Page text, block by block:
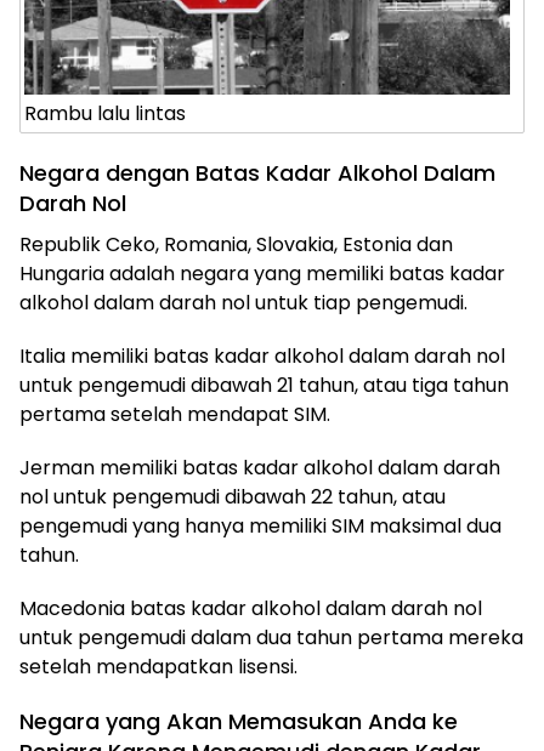
Rambu lalu lintas
Negara dengan Batas Kadar Alkohol Dalam
Darah Nol
Republik Ceko, Romania, Slovakia, Estonia dan
Hungaria adalah negara yang memiliki batas kadar
alkohol dalam darah nol untuk tiap pengemudi.
Italia memiliki batas kadar alkohol dalam darah nol
untuk pengemudi dibawah 21 tahun, atau tiga tahun
pertama setelah mendapat SIM.
Jerman memiliki batas kadar alkohol dalam darah
nol untuk pengemudi dibawah 22 tahun, atau
pengemudi yang hanya memiliki SIM maksimal dua
tahun.
Macedonia batas kadar alkohol dalam darah nol
untuk pengemudi dalam dua tahun pertama mereka
setelah mendapatkan lisensi.
Negara yang Akan Memasukan Anda ke